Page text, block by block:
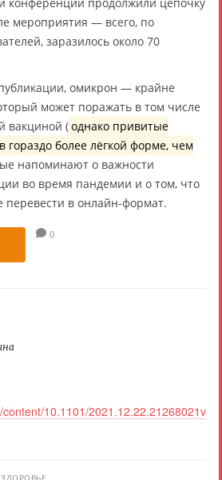
мероприятия — всего, по
заразилось около 70
омикрон — крайне
может поражать в том числе
вакциной (однако привитые
гораздо более лёгкой форме, чем
напоминают о важности
во время пандемии и о том, что
в онлайн-формат.
0
10.1101/2021.12.22.21268021v